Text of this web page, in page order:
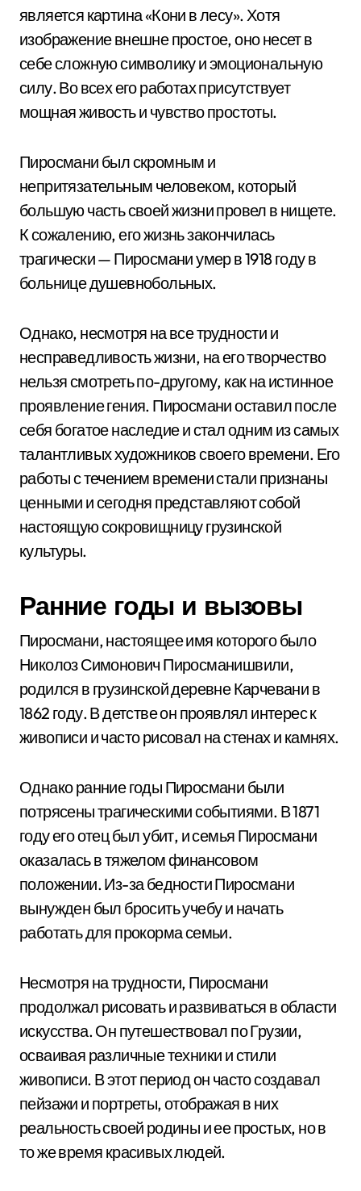
является картина «Кони в лесу». Хотя
изображение внешне простое, оно несет в
себе сложную символику и эмоциональную
силу. Во всех его работах присутствует
мощная живость и чувство простоты.
Пиросмани был скромным и
непритязательным человеком, который
большую часть своей жизни провел в нищете.
К сожалению, его жизнь закончилась
трагически — Пиросмани умер в 1918 году в
больнице душевнобольных.
Однако, несмотря на все трудности и
несправедливость жизни, на его творчество
нельзя смотреть по-другому, как на истинное
проявление гения. Пиросмани оставил после
себя богатое наследие и стал одним из самых
талантливых художников своего времени. Его
работы с течением времени стали признаны
ценными и сегодня представляют собой
настоящую сокровищницу грузинской
культуры.
Ранние годы и вызовы
Пиросмани, настоящее имя которого было
Николоз Симонович Пиросманишвили,
родился в грузинской деревне Карчевани в
1862 году. В детстве он проявлял интерес к
живописи и часто рисовал на стенах и камнях.
Однако ранние годы Пиросмани были
потрясены трагическими событиями. В 1871
году его отец был убит, и семья Пиросмани
оказалась в тяжелом финансовом
положении. Из-за бедности Пиросмани
вынужден был бросить учебу и начать
работать для прокорма семьи.
Несмотря на трудности, Пиросмани
продолжал рисовать и развиваться в области
искусства. Он путешествовал по Грузии,
осваивая различные техники и стили
живописи. В этот период он часто создавал
пейзажи и портреты, отображая в них
реальность своей родины и ее простых, но в
то же время красивых людей.